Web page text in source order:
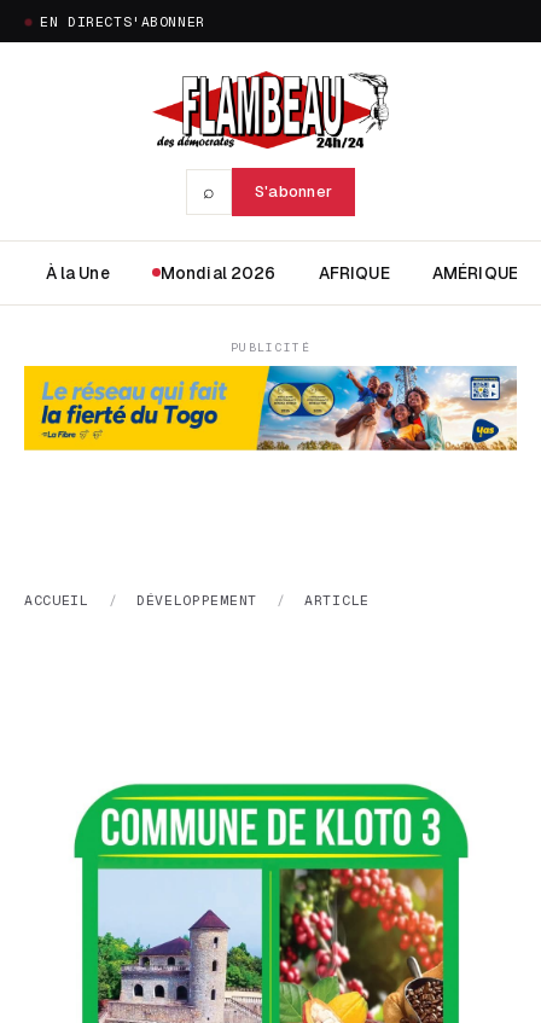
EN DIRECTS'ABONNER
⌕ S'abonner
À la Une Mondial 2026 AFRIQUE AMÉRIQUE
PUBLICITÉ
ACCUEIL / DÉVELOPPEMENT / ARTICLE